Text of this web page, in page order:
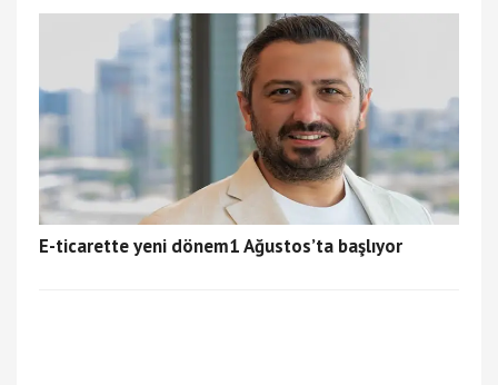
E-ticarette yeni dönem1 Ağustos’ta başlıyor